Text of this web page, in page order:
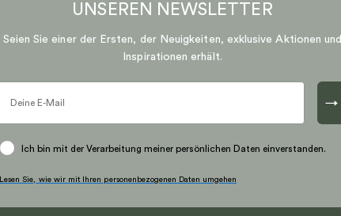
UNSEREN NEWSLETTER
Seien Sie einer der Ersten, der Neuigkeiten, exklusive Aktionen und
Inspirationen erhält.
→
Ich bin mit der Verarbeitung meiner persönlichen Daten einverstanden.
Lesen Sie, wie wir mit Ihren personenbezogenen Daten umgehen